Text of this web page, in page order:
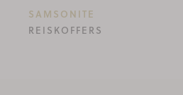
SAMSONITE
REISKOFFERS